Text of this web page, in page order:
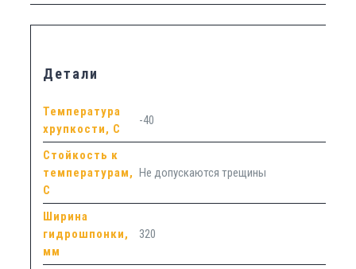
Детали
Температура
хрупкости, С
-40
Стойкость к
температурам,
С
Не допускаются трещины
Ширина
гидрошпонки,
мм
320